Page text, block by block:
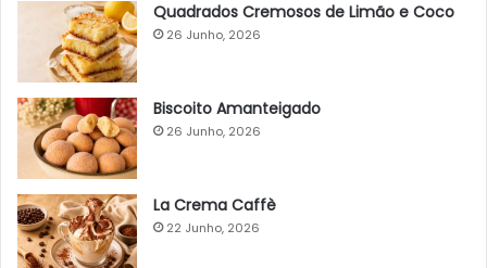
Quadrados Cremosos de Limão e Coco
26 Junho, 2026
Biscoito Amanteigado
26 Junho, 2026
La Crema Caffè
22 Junho, 2026